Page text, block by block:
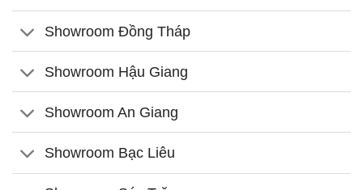
Showroom Đồng Tháp
Showroom Hậu Giang
Showroom An Giang
Showroom Bạc Liêu